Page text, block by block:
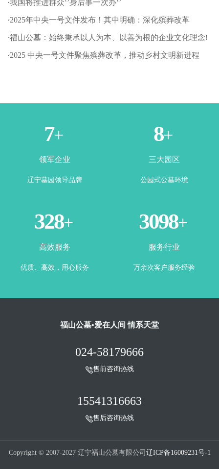
·我国将推进群众‘’身后事一次办‘’
·2025年中央一号文件发布！其中明确：深化殡葬改革
·福山公墓：始终秉承以人为本、以善为根的企业文化理念!
·2025 中央一号文件聚焦殡葬改革，推动乡村文明新进程
1+
领军企业
辽宁墓园领导品牌
3+
三大园区
公园式公墓环境
365+
高效服务
优质、高效，用心服务
3500+
服务行业
万余次客户服务经验
福山公墓•爱在人间 情系天堂
024-58179666
售前咨询热线
15541316663
售后咨询热线
Copyright © 2007-2027 辽宁福山公墓有限公司 辽ICP备16009231号-1